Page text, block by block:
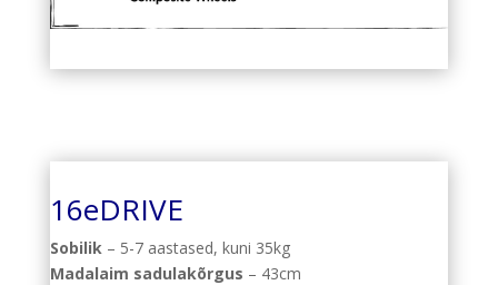
16eDRIVE
Sobilik – 5-7 aastased, kuni 35kg
Madalaim sadulakõrgus – 43cm